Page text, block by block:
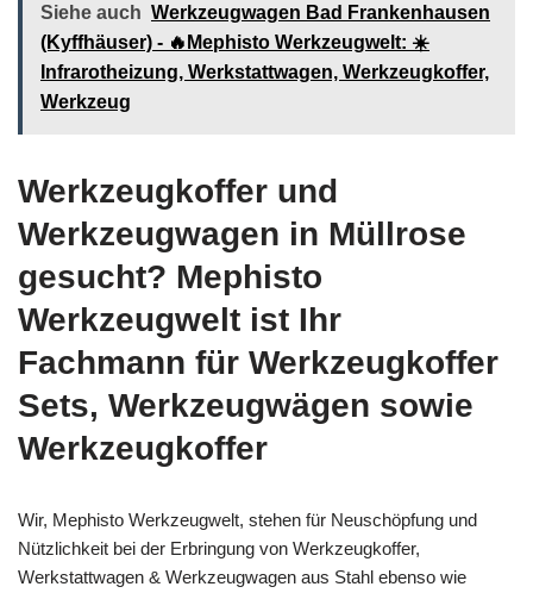
Siehe auch Werkzeugwagen Bad Frankenhausen
(Kyffhäuser) - 🔥Mephisto Werkzeugwelt: ☀️
Infrarotheizung, Werkstattwagen, Werkzeugkoffer,
Werkzeug
Werkzeugkoffer und
Werkzeugwagen in Müllrose
gesucht? Mephisto
Werkzeugwelt ist Ihr
Fachmann für Werkzeugkoffer
Sets, Werkzeugwägen sowie
Werkzeugkoffer
Wir, Mephisto Werkzeugwelt, stehen für Neuschöpfung und
Nützlichkeit bei der Erbringung von Werkzeugkoffer,
Werkstattwagen & Werkzeugwagen aus Stahl ebenso wie